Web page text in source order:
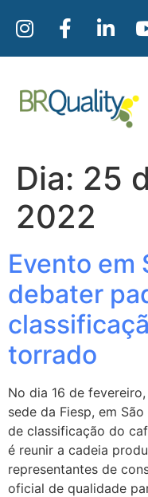
Dia: 25
2022
Evento em
debater
torrado
No dia 16 de
sede da Fiesp, em
de classificação do
é reunir a cadeia
representantes de
oficial de qualidade